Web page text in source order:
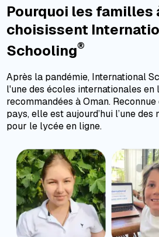
Pourquoi les familles
choisissent
Schooling®
Après la pandémie, International
l'une des écoles internationales en
recommandées à Oman.
pays, elle est aujourd’hui l’une
pour le lycée en ligne.